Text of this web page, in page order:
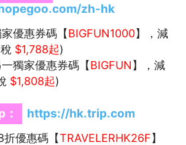
zh-hk
優惠券碼【BIGFUN1000】，減
$1,788起)
獨家優惠券碼【BIGFUN 】，減
$1,808起)
https://hk.trip.com
優惠碼【TRAVELERHK26F】